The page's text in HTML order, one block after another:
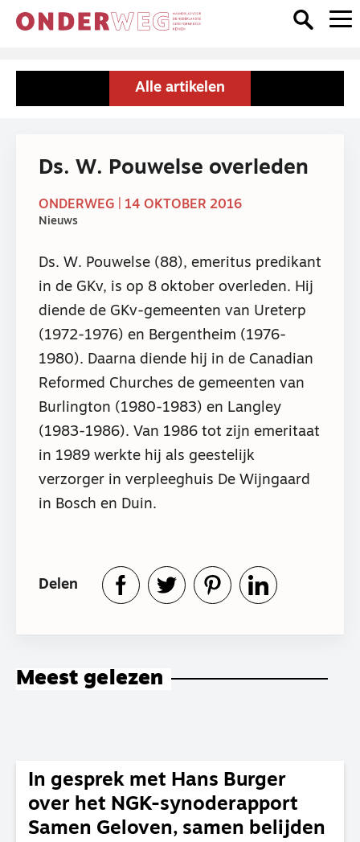
Alle artikelen
Ds. W. Pouwelse overleden
ONDERWEG | 14 OKTOBER 2016
Nieuws
Ds. W. Pouwelse (88), emeritus predikant
in de GKv, is op 8 oktober overleden. Hij
diende de GKv-gemeenten van Ureterp
(1972-1976) en Bergentheim (1976-
1980). Daarna diende hij in de Canadian
Reformed Churches de gemeenten van
Burlington (1980-1983) en Langley
(1983-1986). Van 1986 tot zijn emeritaat
in 1989 werkte hij als geestelijk
verzorger in verpleeghuis De Wijngaard
in Bosch en Duin.
Delen
Meest gelezen
In gesprek met Hans Burger
over het NGK-synoderapport
Samen Geloven, samen belijden